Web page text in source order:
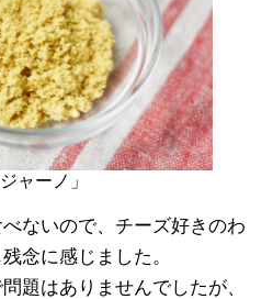
ャーノ」
ないので、チーズ好きのわ
念に感じました。
題はありませんでしたが、